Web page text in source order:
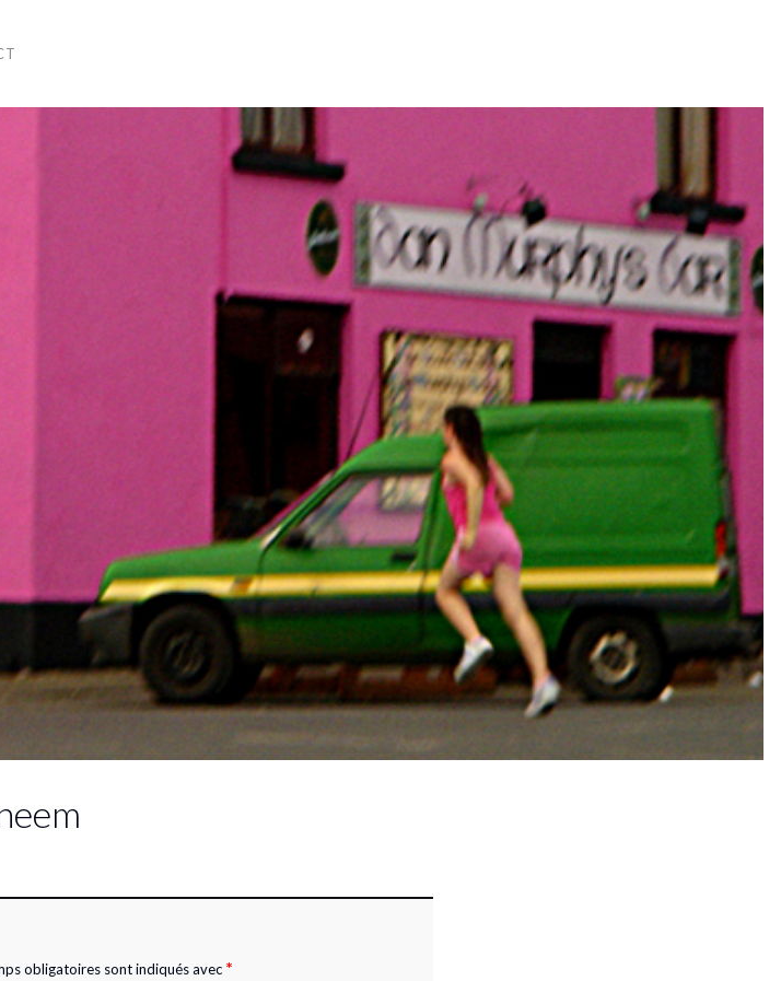
obligatoires sont indiqués avec *